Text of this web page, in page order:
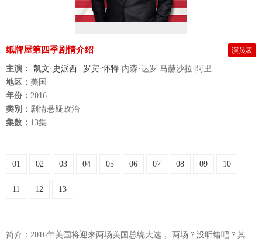
纸牌屋第四季剧情介绍 演员表
主演： 凯文·史派西 罗宾·怀特 内森·达罗 马赫沙拉·阿里
地区： 美国
年份： 2016
类别： 剧情悬疑政治
集数： 13集
01 02 03 04 05 06 07 08 09 10
11 12 13
简介：2016年美国将迎来两场美国总统大选， 两场？没听错吧？其